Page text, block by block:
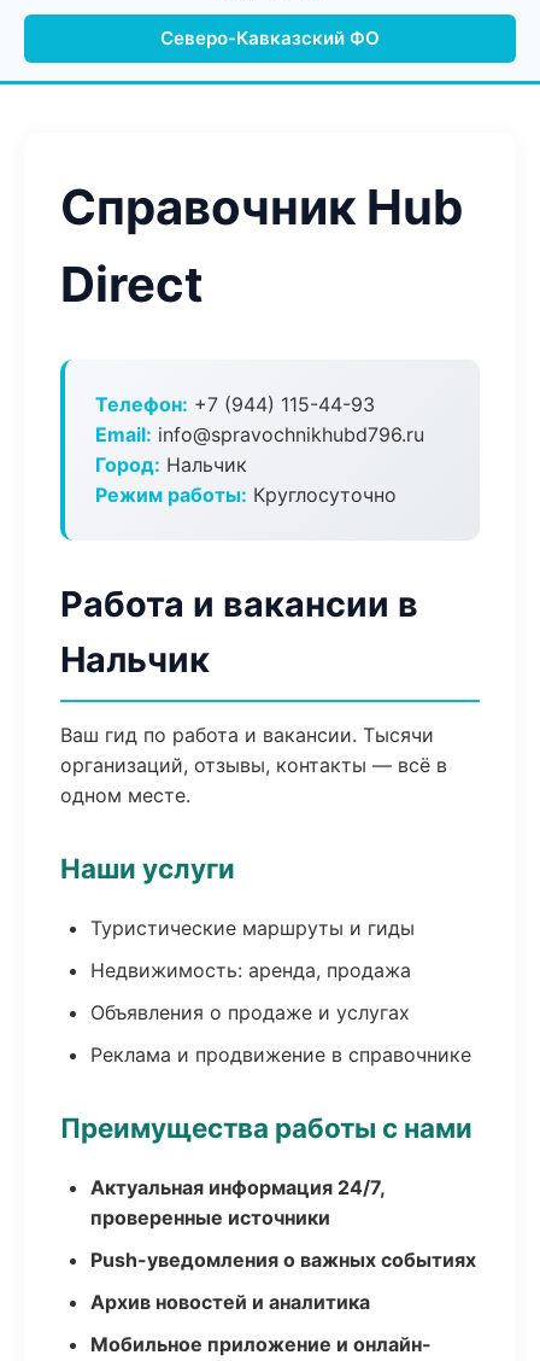
Северо-Кавказский ФО
Справочник Hub
Direct
Телефон: +7 (944) 115-44-93
Email: info@spravochnikhubd796.ru
Город: Нальчик
Режим работы: Круглосуточно
Работа и вакансии в
Нальчик
Ваш гид по работа и вакансии. Тысячи
организаций, отзывы, контакты — всё в
одном месте.
Наши услуги
Туристические маршруты и гиды
Недвижимость: аренда, продажа
Объявления о продаже и услугах
Реклама и продвижение в справочнике
Преимущества работы с нами
Актуальная информация 24/7,
проверенные источники
Push-уведомления о важных событиях
Архив новостей и аналитика
Мобильное приложение и онлайн-